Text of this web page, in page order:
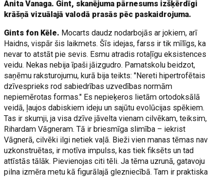
Anita Vanaga. Gint, skanējuma pārnesums izšķērdīgi
krāšņā vizuālajā valodā prasās pēc paskaidrojuma.
Gints fon Kēle. Mocarts daudz nodarbojās ar jokiem, arī
Haidns, vispār šis laikmets. Šīs idejas, farss ir tik mīlīgs, ka
nevar to atstāt pie sevis. Esmu atradis rotaļīgu eksistences
veidu. Nekas nebija īpaši jāizgudro. Pamatskolu beidzot,
saņēmu raksturojumu, kurā bija teikts: "Nereti hipertrofētais
dzīvesprieks rod sabiedrības uzvedības normām
nepiemērotas formas." Es nepieķeros lietām ortodoksālā
veidā, ļaujos dabiskiem ideju un sajūtu evolūcijas spēkiem.
Tas ir skumji, ja visa dzīve jāvelta vienam cilvēkam, teiksim,
Rihardam Vāgneram. Tā ir briesmīga slimība – iekrist
Vāgnerā, cilvēki ilgi netiek vaļā. Bieži vien manas tēmas nav
uzkonstruētas, ir motīva impulss, kas tiek fiksēts un tad
attīstās tālāk. Pievienojas citi tēli. Ja tēma uzrunā, gatavoju
pilna izmēra metu kā figurālajā glezniecībā. Tam ir praktiska